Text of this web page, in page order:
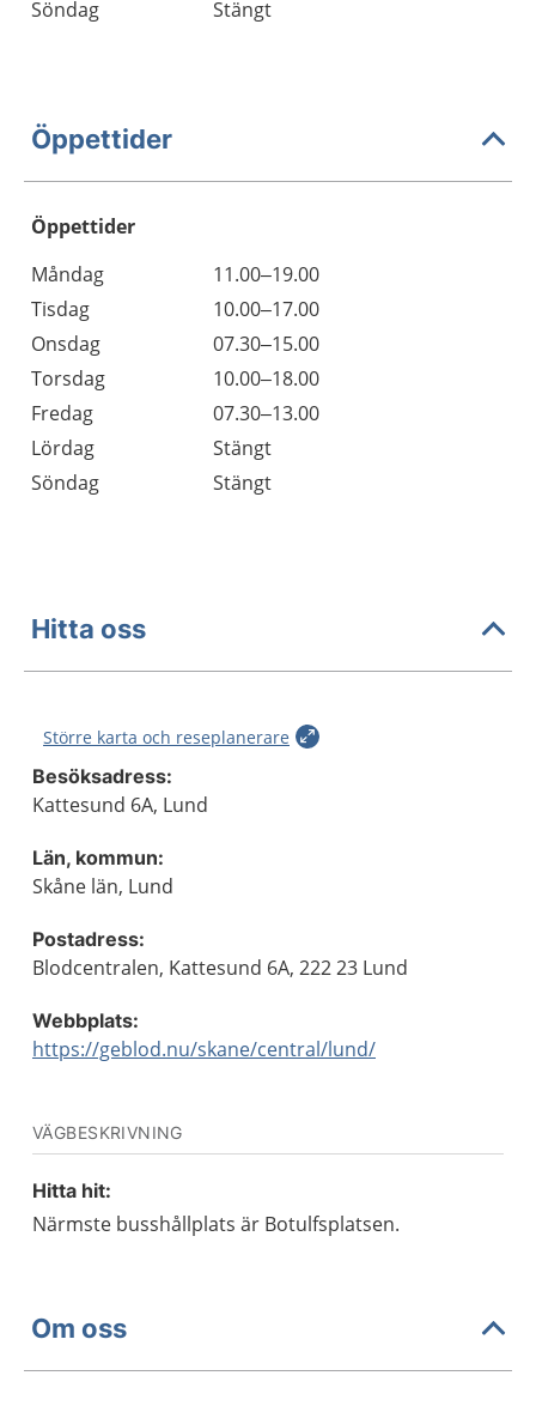
Söndag Stängt
Öppettider
Öppettider
Dag
Öppettider
Kommentarer
Måndag
11.00–19.00
Tisdag
10.00–17.00
Onsdag
07.30–15.00
Torsdag
10.00–18.00
Fredag
07.30–13.00
Lördag
Stängt
Söndag
Stängt
Hitta oss
Större karta och reseplanerare
Besöksadress:
Kattesund 6A, Lund
Län, kommun:
Skåne län, Lund
Postadress:
Blodcentralen, Kattesund 6A, 222 23 Lund
Webbplats:
https://geblod.nu/skane/central/lund/
VÄGBESKRIVNING
Hitta hit:
Närmste busshållplats är Botulfsplatsen.
Om oss